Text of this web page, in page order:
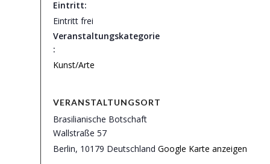
Eintritt:
Eintritt frei
Veranstaltungskategorie
:
Kunst/Arte
VERANSTALTUNGSORT
Brasilianische Botschaft
Wallstraße 57
Berlin, 10179 Deutschland Google Karte anzeigen